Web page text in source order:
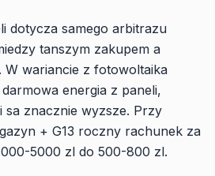
dotycza samego arbitrazu
tanszym zakupem a
wariancie z fotowoltaika
energia z paneli,
sa znacznie wyzsze. Przy
+ G13 roczny rachunek za
5000 zl do 500-800 zl.